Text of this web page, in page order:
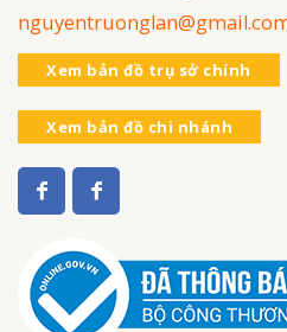
Xem bản đồ trụ sở chính
Xem bản đồ chi nhánh